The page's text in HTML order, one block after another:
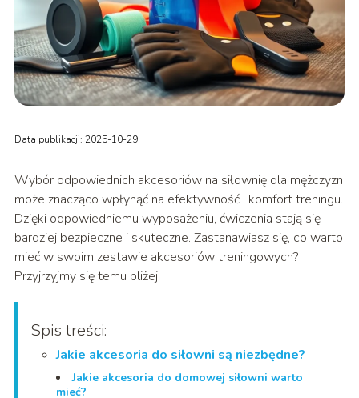
Data publikacji: 2025-10-29
Wybór odpowiednich akcesoriów na siłownię dla mężczyzn
może znacząco wpłynąć na efektywność i komfort treningu.
Dzięki odpowiedniemu wyposażeniu, ćwiczenia stają się
bardziej bezpieczne i skuteczne. Zastanawiasz się, co warto
mieć w swoim zestawie akcesoriów treningowych?
Przyjrzyjmy się temu bliżej.
Spis treści:
Jakie akcesoria do siłowni są niezbędne?
Jakie akcesoria do domowej siłowni warto
mieć?